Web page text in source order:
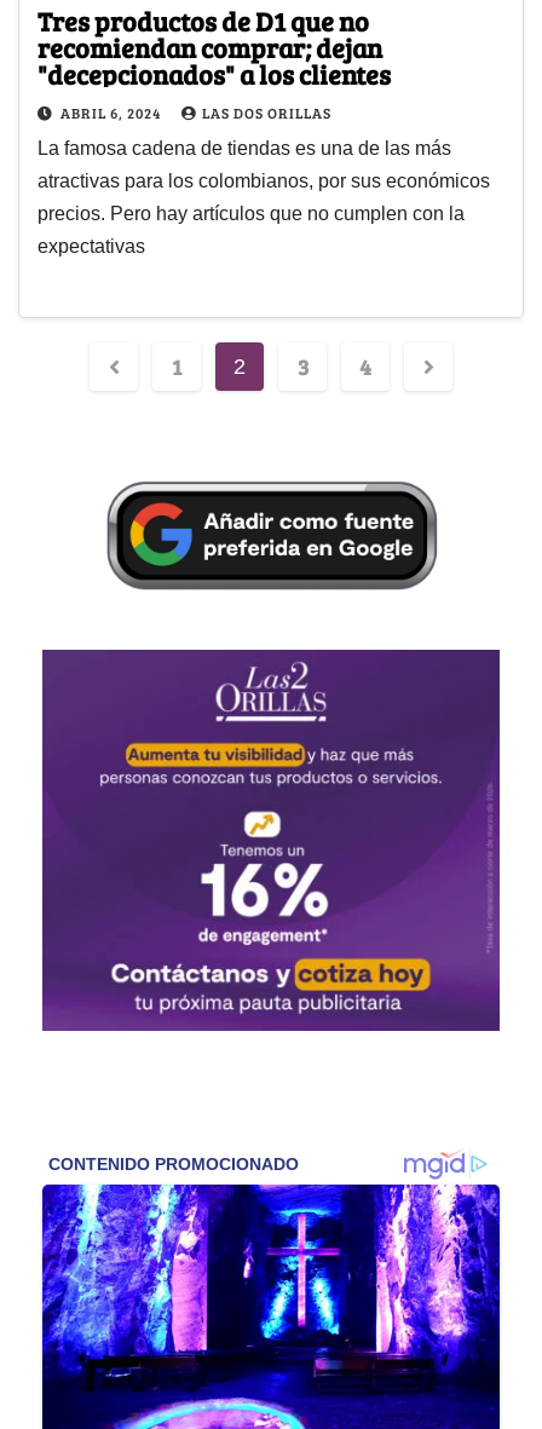
Tres productos de D1 que no
recomiendan comprar; dejan
"decepcionados" a los clientes
ABRIL 6, 2024 LAS DOS ORILLAS
La famosa cadena de tiendas es una de las más
atractivas para los colombianos, por sus económicos
precios. Pero hay artículos que no cumplen con la
expectativas
1 2 3 4